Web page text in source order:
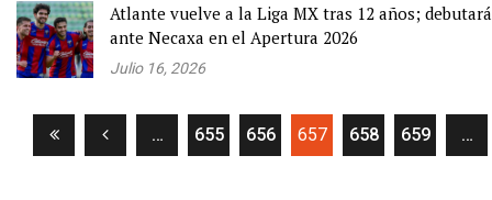
Atlante vuelve a la Liga MX tras 12 años; debutará
ante Necaxa en el Apertura 2026
Julio 16, 2026
… 655 656 657(current)
658 659 …